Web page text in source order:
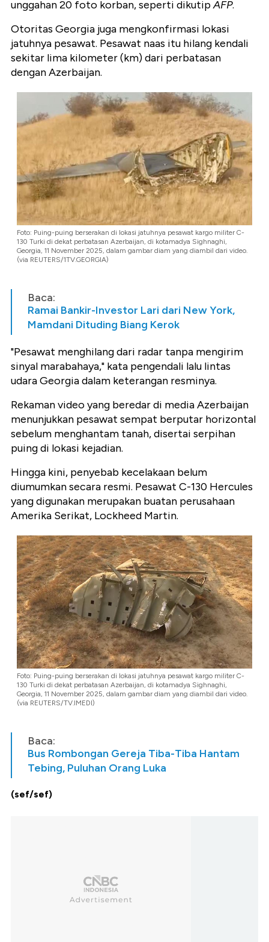
unggahan 20 foto korban, seperti dikutipAFP.
Otoritas Georgia juga mengkonfirmasi lokasi
jatuhnya pesawat. Pesawat naas itu hilang kendali
sekitar lima kilometer (km) dari perbatasan
dengan Azerbaijan.
Foto: Puing-puing berserakan di lokasi jatuhnya pesawat kargo militer C-
130 Turki di dekat perbatasan Azerbaijan, di kotamadya Sighnaghi,
Georgia, 11 November 2025, dalam gambar diam yang diambil dari video.
(via REUTERS/1TV.GEORGIA)
Baca:
Ramai Bankir-Investor Lari dari New York,
Mamdani Dituding Biang Kerok
"Pesawat menghilang dari radar tanpa mengirim
sinyal marabahaya," kata pengendali lalu lintas
udara Georgia dalam keterangan resminya.
Rekaman video yang beredar di media Azerbaijan
menunjukkan pesawat sempat berputar horizontal
sebelum menghantam tanah, disertai serpihan
puing di lokasi kejadian.
Hingga kini, penyebab kecelakaan belum
diumumkan secara resmi. Pesawat C-130 Hercules
yang digunakan merupakan buatan perusahaan
Amerika Serikat, Lockheed Martin.
Foto: Puing-puing berserakan di lokasi jatuhnya pesawat kargo militer C-
130 Turki di dekat perbatasan Azerbaijan, di kotamadya Sighnaghi,
Georgia, 11 November 2025, dalam gambar diam yang diambil dari video.
(via REUTERS/TV.IMEDI)
Baca:
Bus Rombongan Gereja Tiba-Tiba Hantam
Tebing, Puluhan Orang Luka
(sef/sef)